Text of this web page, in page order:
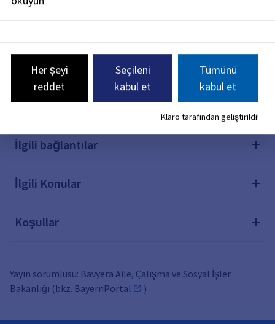
Gerekli belgeler
Yasal dayanaklar
İlgili bağlantılar
İlgili Konular
Koşullar
Yayın sorumlusu: Bavyera Aile, Çalışma ve Sosyal İşler
Bakanlığı (bkz. BayernPortal )
Her şeyi
reddet
Seçileni
kabul et
Tümünü
kabul et
Klaro tarafından geliştirildi!